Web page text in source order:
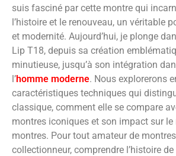
suis fasciné par cette montre qui
l’histoire et le renouveau, un véritable
et modernité. Aujourd’hui, je plonge
Lip T18, depuis sa création
minutieuse, jusqu’à son intégration
l’homme moderne. Nous explorerons
caractéristiques techniques qui
classique, comment elle se compare
montres iconiques et son impact sur
montres. Pour tout amateur de
collectionneur, comprendre l’histoire